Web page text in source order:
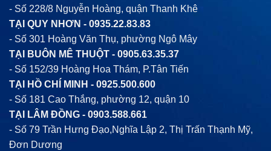
- Số 228/8 Nguyễn Hoàng, quận Thanh Khê
TẠI QUY NHƠN - 0935.22.83.83
- Số 301 Hoàng Văn Thụ, phường Ngô Mây
TẠI BUÔN MÊ THUỘT - 0905.63.35.37
- Số 152/39 Hoàng Hoa Thám, P.Tân Tiến
TẠI HỒ CHÍ MINH - 0925.500.600
- Số 181 Cao Thắng, phường 12, quận 10
TẠI LÂM ĐỒNG - 0903.588.661
- Số 79 Trần Hưng Đạo,Nghĩa Lập 2, Thị Trấn Thạnh Mỹ,
Đơn Dương